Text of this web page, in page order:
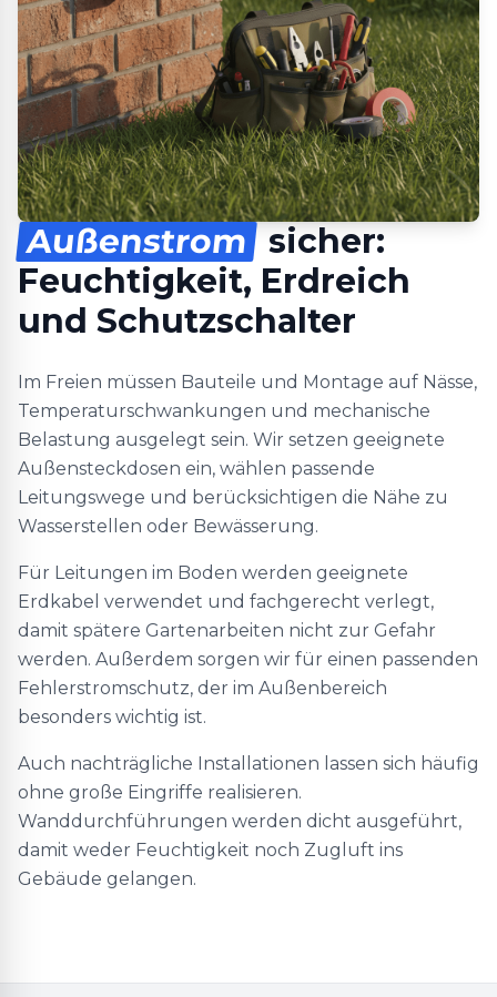
Außenstrom sicher:
Feuchtigkeit, Erdreich
und Schutzschalter
Im Freien müssen Bauteile und Montage auf Nässe,
Temperaturschwankungen und mechanische
Belastung ausgelegt sein. Wir setzen geeignete
Außensteckdosen ein, wählen passende
Leitungswege und berücksichtigen die Nähe zu
Wasserstellen oder Bewässerung.
Für Leitungen im Boden werden geeignete
Erdkabel verwendet und fachgerecht verlegt,
damit spätere Gartenarbeiten nicht zur Gefahr
werden. Außerdem sorgen wir für einen passenden
Fehlerstromschutz, der im Außenbereich
besonders wichtig ist.
Auch nachträgliche Installationen lassen sich häufig
ohne große Eingriffe realisieren.
Wanddurchführungen werden dicht ausgeführt,
damit weder Feuchtigkeit noch Zugluft ins
Gebäude gelangen.